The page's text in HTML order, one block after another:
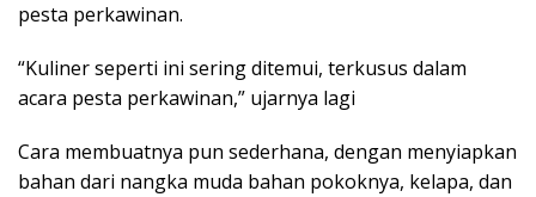
pesta perkawinan.
“Kuliner seperti ini sering ditemui, terkusus dalam
acara pesta perkawinan,” ujarnya lagi
Cara membuatnya pun sederhana, dengan menyiapkan
bahan dari nangka muda bahan pokoknya, kelapa, dan